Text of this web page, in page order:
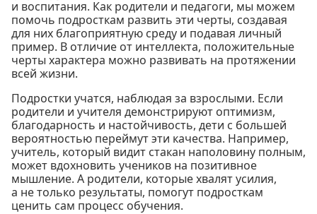
и воспитания. Как родители и педагоги, мы можем
помочь подросткам развить эти черты, создавая
для них благоприятную среду и подавая личный
пример. В отличие от интеллекта, положительные
черты характера можно развивать на протяжении
всей жизни.
Подростки учатся, наблюдая за взрослыми. Если
родители и учителя демонстрируют оптимизм,
благодарность и настойчивость, дети с большей
вероятностью переймут эти качества. Например,
учитель, который видит стакан наполовину полным,
может вдохновить учеников на позитивное
мышление. А родители, которые хвалят усилия,
а не только результаты, помогут подросткам
ценить сам процесс обучения.